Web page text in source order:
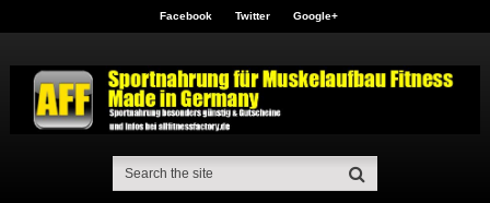
Facebook Twitter Google+